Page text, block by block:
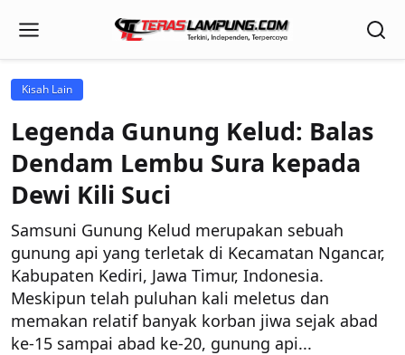
Kisah Lain
Legenda Gunung Kelud: Balas
Dendam Lembu Sura kepada
Dewi Kili Suci
Samsuni Gunung Kelud merupakan sebuah
gunung api yang terletak di Kecamatan Ngancar,
Kabupaten Kediri, Jawa Timur, Indonesia.
Meskipun telah puluhan kali meletus dan
memakan relatif banyak korban jiwa sejak abad
ke-15 sampai abad ke-20, gunung api...